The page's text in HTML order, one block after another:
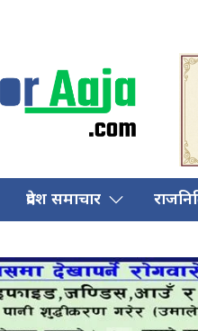
प्रदेश समाचार